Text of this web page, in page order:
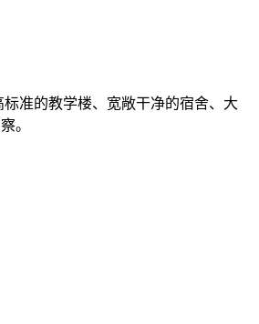
准的教学楼、宽敞干净的宿舍、大
。